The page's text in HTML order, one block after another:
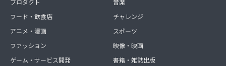
フード・飲食店
アニメ・漫画
ファッション
ゲーム・サービス開発
チャレンジ
スポーツ
映像・映画
書籍・雑誌出版